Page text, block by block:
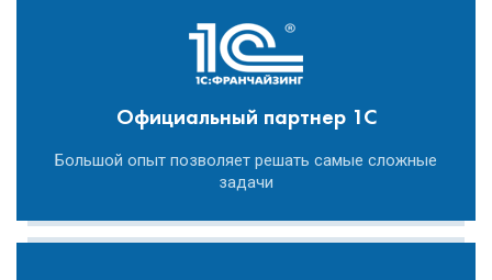
Официальный партнер 1С
Большой опыт позволяет решать самые сложные
задачи